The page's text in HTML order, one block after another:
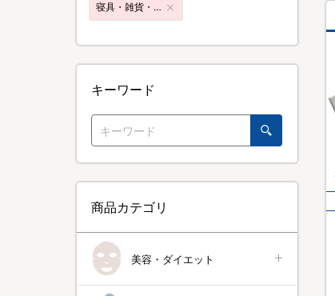
寝具・雑貨・インテリア
キーワード
商品カテゴリ
美容・ダイエット